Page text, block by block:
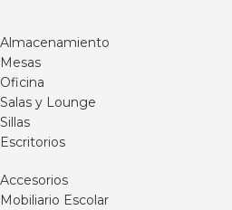
Almacenamiento
Mesas
Oficina
Salas y Lounge
Sillas
Escritorios
Accesorios
Mobiliario Escolar